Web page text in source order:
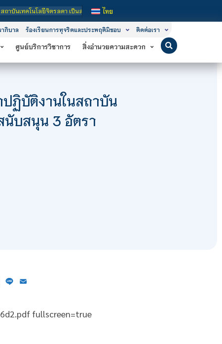
เทคโนโลยีจิตรลดา เป็นสถาบันอุดมศึกษาในกำกับของรัฐ เปิดหลักสูตรการเรียนกา
ไทย
ภิบาล ร้องเรียนการทุจริตและประพฤติมิชอบ ติดต่อเรา
ศูนย์บริการวิชาการ สิ่งอำนวยความสะดวก
ปฏิบัติงานในสถาบัน
นับสนุน 3 อัตรา
X Line
fullscreen=true